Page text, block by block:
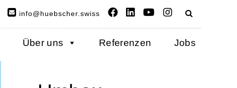
info@huebscher.swiss
Über uns Referenzen Jobs